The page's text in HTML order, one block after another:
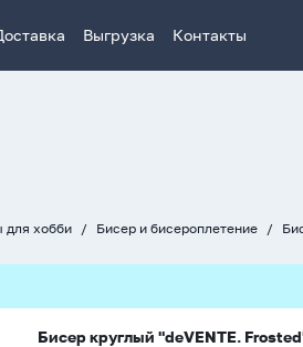
Выгрузка Контакты
для хобби Бисер и бисероплетение
Бисер круглый "deVENTE.